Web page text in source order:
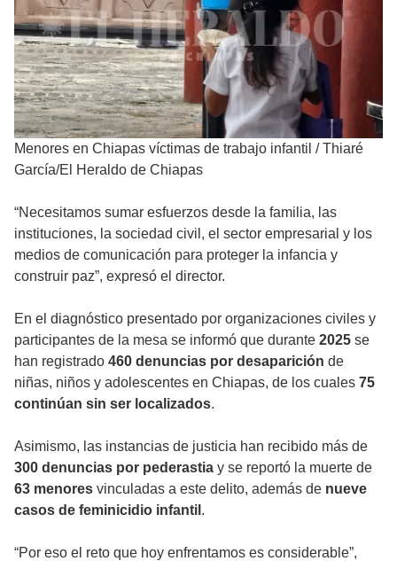
Menores en Chiapas víctimas de trabajo infantil /Thiaré
García/El Heraldo de Chiapas
“Necesitamos sumar esfuerzos desde la familia, las
instituciones, la sociedad civil, el sector empresarial y los
medios de comunicación para proteger la infancia y
construir paz”, expresó el director.
En el diagnóstico presentado por organizaciones civiles y
participantes de la mesa se informó que durante 2025 se
han registrado 460 denuncias por desaparición de
niñas, niños y adolescentes en Chiapas, de los cuales 75
continúan sin ser localizados.
Asimismo, las instancias de justicia han recibido más de
300 denuncias por pederastia y se reportó la muerte de
63 menores vinculadas a este delito, además de nueve
casos de feminicidio infantil .
“Por eso el reto que hoy enfrentamos es considerable”,